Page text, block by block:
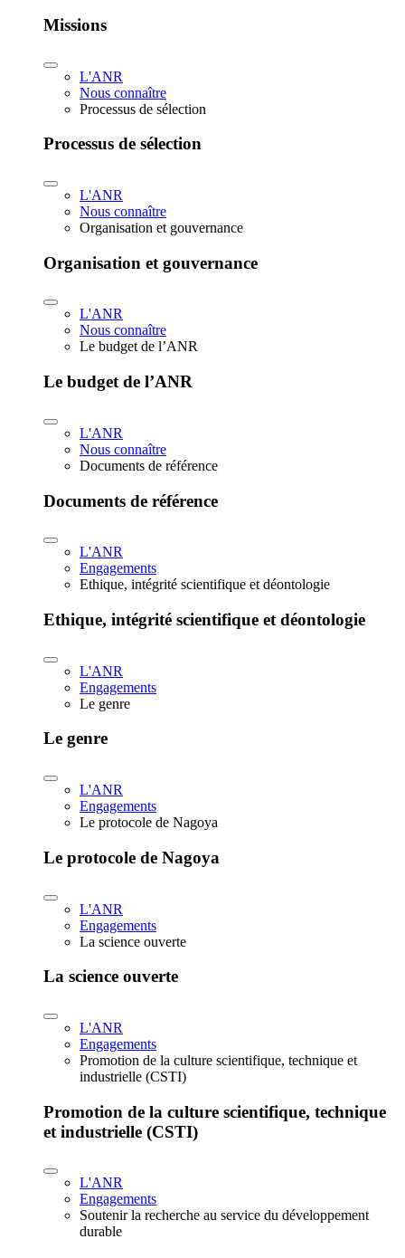
Missions
L'ANR
Nous connaître
Processus de sélection
Processus de sélection
L'ANR
Nous connaître
Organisation et gouvernance
Organisation et gouvernance
L'ANR
Nous connaître
Le budget de l’ANR
Le budget de l’ANR
L'ANR
Nous connaître
Documents de référence
Documents de référence
L'ANR
Engagements
Ethique, intégrité scientifique et déontologie
Ethique, intégrité scientifique et déontologie
L'ANR
Engagements
Le genre
Le genre
L'ANR
Engagements
Le protocole de Nagoya
Le protocole de Nagoya
L'ANR
Engagements
La science ouverte
La science ouverte
L'ANR
Engagements
Promotion de la culture scientifique, technique et
industrielle (CSTI)
Promotion de la culture scientifique, technique
et industrielle (CSTI)
L'ANR
Engagements
Soutenir la recherche au service du développement
durable